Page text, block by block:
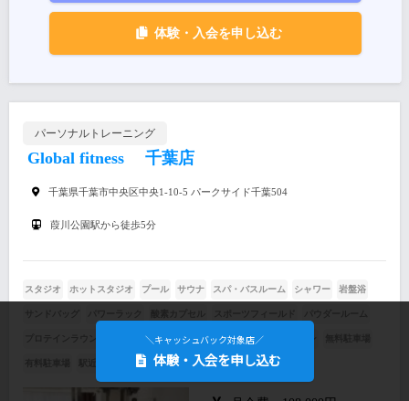
体験・入会を申し込む
パーソナルトレーニング
Global fitness 千葉店
千葉県千葉市中央区中央1-10-5 パークサイド千葉504
葭川公園駅から徒歩5分
スタジオ ホットスタジオ プール サウナ スパ・バスルーム シャワー 岩盤浴
自動販売機 託児場 Wi-Fi 日焼けマシン
＼キャッシュバック対象店／
体験・入会を申し込む